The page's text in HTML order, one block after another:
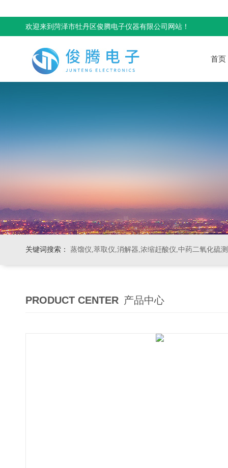
欢迎来到菏泽市牡丹区俊腾电子仪器有限公司网站！
首页
关键词搜索： 蒸馏仪,萃取仪,消解器,浓缩赶酸仪,中药二氧化硫
PRODUCT CENTER 产品中心